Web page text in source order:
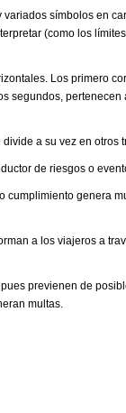
símbolos en
(como los
Los primero
segundos,
a su vez en otros
de riesgos o
cumplimiento genera
a los viajeros a
previenen de
multas.